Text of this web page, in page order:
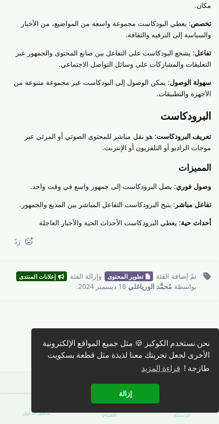
نحن نستخدم الكوكيز 🍪 مثل جميع المواقع الإلكترونية
الأخرى لجعل تجربتك معنا لذيذة مثل قطعة بسكويت
طازجة ! قراءة المزيد
إزالة
مكان.
تخصص: يغطي البودكاست مجموعة واسعة من المواضيع، من الأخبار
والسياسة إلى الترفيه والثقافة.
تفاعل: يشجع البودكاست على التفاعل بين صانع المحتوى والجمهور عبر
التعليقات والمشاركات على وسائل التواصل الاجتماعي.
سهولة الوصول: يمكن الوصول إلى البودكاست عبر مجموعة متنوعة من
الأجهزة والتطبيقات.
البرودكاست
تعريف البرودكاست: هو نقل مباشر للمحتوى الصوتي أو المرئي عبر
موجات الراديو أو التلفزيون أو الإنترنت.
المميزات
وصول فوري: يصل البرودكاست إلى جمهور واسع في وقت واحد.
تفاعل مباشر : يتيح البرودكاست التفاعل المباشر بين المذيع والجمهور.
أحداث حية: يغطي البرودكاست الأحداث الحية والأخبار العاجلة
رَدّ
تمّ إضافة الفئة تطوير المحتوى وإزالة الفئة إعلانات المنتدى
بواسطة مُحمَّد الورياغلي 18 ديسمبر 2024 .
كتابة رد 🖊️
الرّئيسيّة الأقسَام تسجيل الدّخول